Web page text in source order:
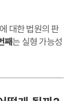
대한 법원의 판
째는 실형 가능성